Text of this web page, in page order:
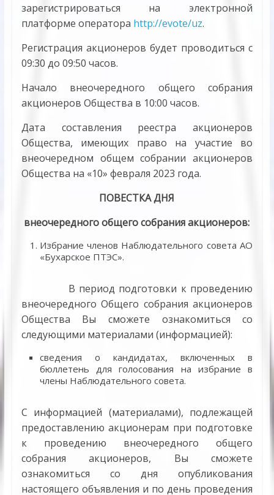
зарегистрироваться на электронной
платформе оператора http://evote/uz.
Регистрация акционеров будет проводиться с
09:30 до 09:50 часов.
Начало внеочередного общего собрания
акционеров Общества в 10:00 часов.
Дата составления реестра акционеров
Общества, имеющих право на участие во
внеочередном общем собрании акционеров
Общества на «10» февраля 2023 года.
ПОВЕСТКА ДНЯ
внеочередного общего собрания акционеров:
Избрание членов Наблюдательного совета АО
«Бухарское ПТЭС».
В период подготовки к проведению
внеочередного Общего собрания акционеров
Общества Вы сможете ознакомиться со
следующими материалами (информацией):
сведения о кандидатах, включенных в
бюллетень для голосования на избрание в
члены Наблюдательного совета.
С информацией (материалами), подлежащей
предоставлению акционерам при подготовке
к проведению внеочередного общего
собрания акционеров, Вы сможете
ознакомиться со дня опубликования
настоящего объявления и по день проведения